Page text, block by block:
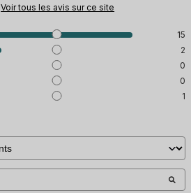
Voir tous les avis sur ce site
15
2
0
0
1